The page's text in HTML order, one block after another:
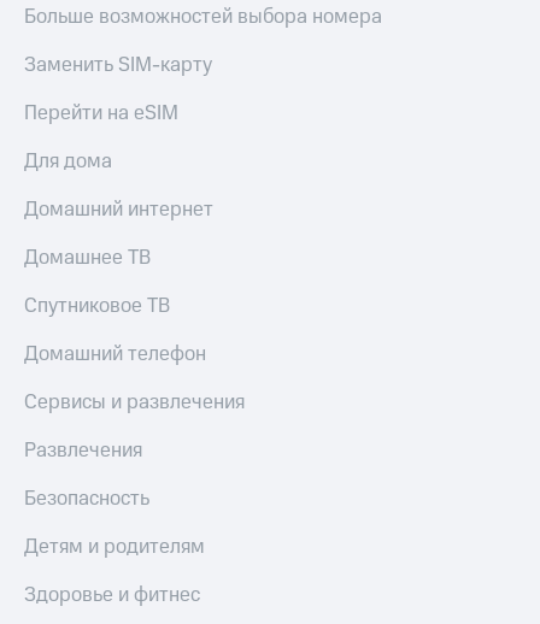
Больше возможностей выбора номера
Заменить SIM-карту
Перейти на eSIM
Для дома
Домашний интернет
Домашнее ТВ
Спутниковое ТВ
Домашний телефон
Сервисы и развлечения
Развлечения
Безопасность
Детям и родителям
Здоровье и фитнес